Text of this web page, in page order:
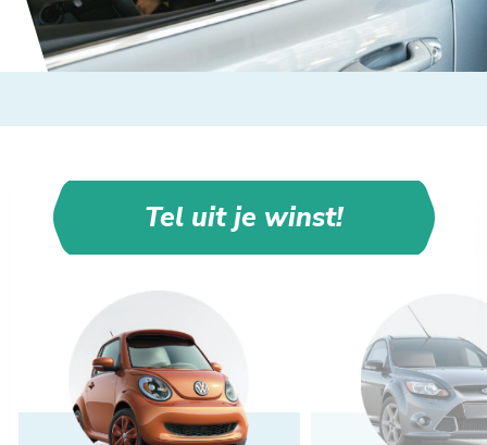
Tel uit je winst!